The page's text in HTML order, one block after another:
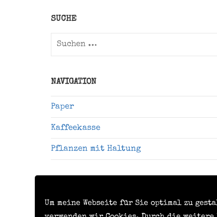
Um meine Webseite für Sie optimal zu
SUCHE
Suchen
NAVIGATION
Paper
Kaffeekasse
Pflanzen mit Haltung